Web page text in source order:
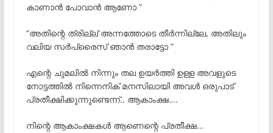
കാണാൻ പോവാൻ ആണോ ”
“അതിന്റെ ത്രില്ല് അന്നത്തോടെ തീർന്നില്ലേ, അതിലും
വലിയ സർപ്രൈസ് ഞാൻ തരാട്ടോ ”
എന്റെ ചുമലിൽ നിന്നും തല ഉയർത്തി ഉള്ള അവളുടെ
നോട്ടത്തിൽ നിന്നെനിക് മനസിലായി അവൾ ഒരുപാട്
പ്രതീക്ഷിക്കുന്നുണ്ടെന്ന്.. ആകാംക്ഷ….
നിന്റെ ആകാംക്ഷകൾ ആണെന്റെ പ്രതീക്ഷ…